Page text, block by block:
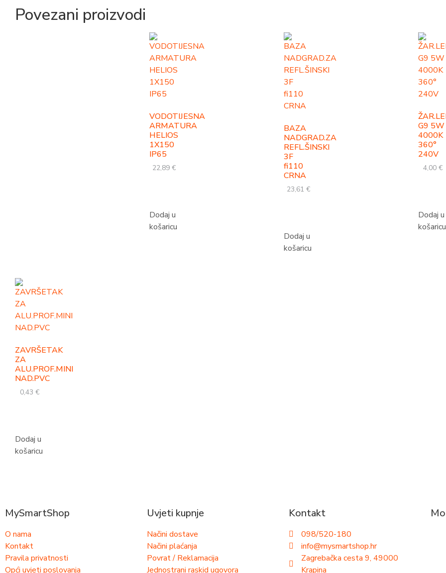
Povezani proizvodi
VODOTIJESNA
ARMATURA
HELIOS
1X150
IP65
22,89€
Dodaj u
košaricu
BAZA
NADGRAD.ZA
REFL.ŠINSKI
3F
fi110
CRNA
23,61€
Dodaj u
košaricu
G9 5W
4000K
360°
240V
4,00€
Dodaj u
košaricu
ZAVRŠETAK
ZA
ALU.PROF.MINI
NAD.PVC
0,43€
Dodaj u
košaricu
MySmartShop
O nama
Kontakt
Pravila privatnosti
Opći uvjeti poslovanja
Uvjeti kupnje
Načini dostave
Načini plaćanja
Povrat / Reklamacija
Jednostrani raskid ugovora
Kontakt
098/520-180
info@mysmartshop.hr
Zagrebačka cesta 9, 49000
Krapina